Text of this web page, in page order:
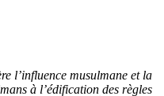
l’influence musulmane et la
à l’édification des règles